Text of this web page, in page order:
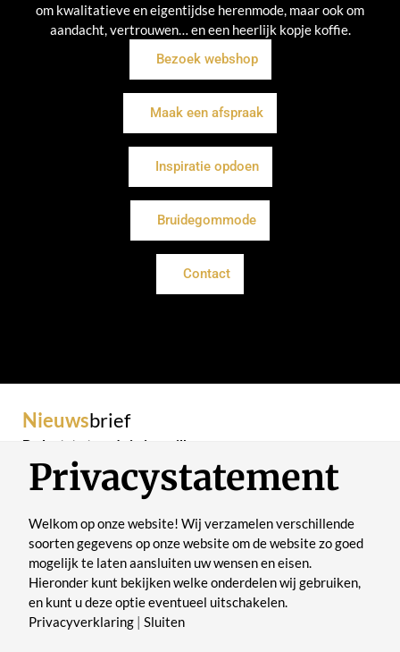
om kwalitatieve en eigentijdse herenmode, maar ook om
aandacht, vertrouwen… en een heerlijk kopje koffie.
Bezoek webshop
Maak een afspraak
Inspiratie opdoen
Bruidegommode
Contact
Nieuwsbrief
De laatste trends in je mailbox
Verstuur
Privacystatement
Welkom op onze website! Wij verzamelen verschillende
soorten gegevens op onze website om de website zo goed
mogelijk te laten aansluiten uw wensen en eisen.
Hieronder kunt bekijken welke onderdelen wij gebruiken,
en kunt u deze optie eventueel uitschakelen.
Privacyverklaring
Sluiten